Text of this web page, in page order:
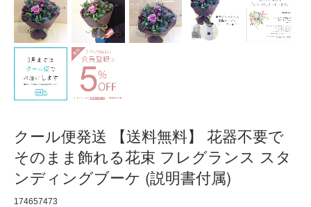
クール便発送 【送料無料】 花器不要で
そのまま飾れる花束 フレグランス スタ
ンディングブーケ (説明書付属)
174657473